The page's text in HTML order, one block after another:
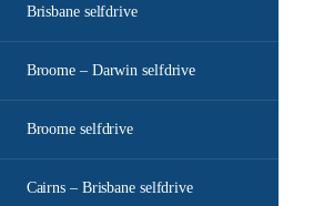
Brisbane selfdrive
Broome – Darwin selfdrive
Broome selfdrive
Cairns – Brisbane selfdrive